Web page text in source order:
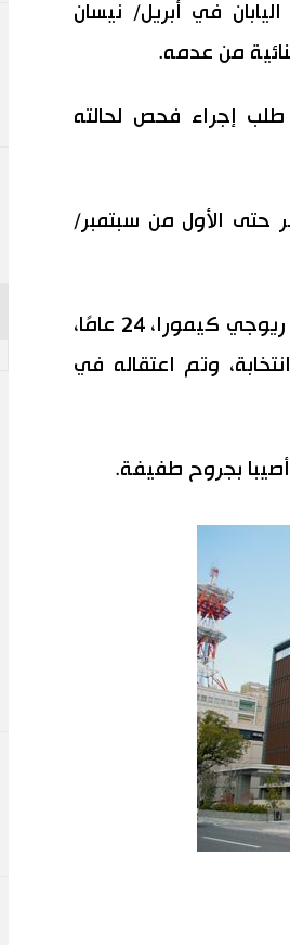
في أبريل/ نيسان
من عدمه.
إجراء فحص لحالته
حتى الأول من سبتمبر/
في الحادث الذي وقع في 15 أبريل/ نيسان، ألقى المشتبه به، ريوجي كيمورا، 24 عامًا،
وتم اعتقاله في
بجروح طفيفة.